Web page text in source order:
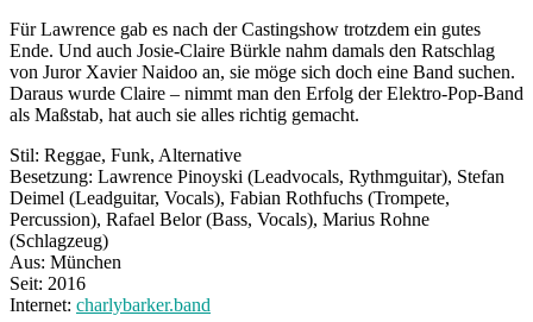
Für Lawrence gab es nach der Castingshow trotzdem ein gutes
Ende. Und auch Josie-Claire Bürkle nahm damals den Ratschlag
von Juror Xavier Naidoo an, sie möge sich doch eine Band suchen.
Daraus wurde Claire – nimmt man den Erfolg der Elektro-Pop-Band
als Maßstab, hat auch sie alles richtig gemacht.
Stil: Reggae, Funk, Alternative
Besetzung: Lawrence Pinoyski (Leadvocals, Rythmguitar), Stefan
Deimel (Leadguitar, Vocals), Fabian Rothfuchs (Trompete,
Percussion), Rafael Belor (Bass, Vocals), Marius Rohne
(Schlagzeug)
Aus: München
Seit: 2016
Internet: charlybarker.band